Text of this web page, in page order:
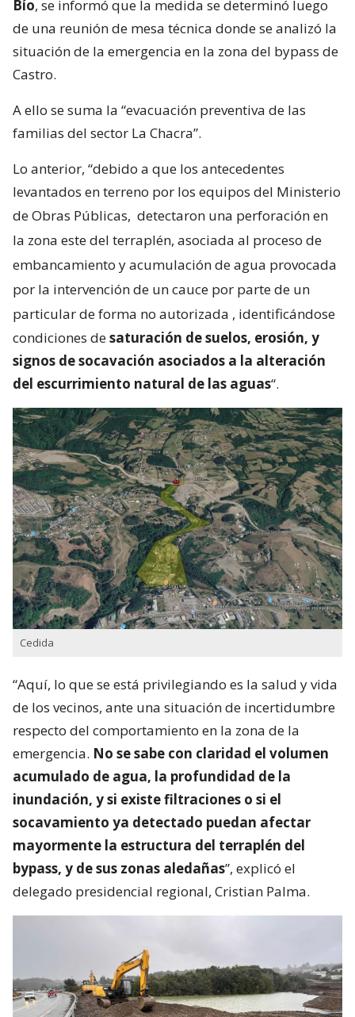
Bío, se informó que la medida se determinó luego
de una reunión de mesa técnica donde se analizó la
situación de la emergencia en la zona del bypass de
Castro.
A ello se suma la “evacuación preventiva de las
familias del sector La Chacra”.
Lo anterior, “debido a que los antecedentes
levantados en terreno por los equipos del Ministerio
de Obras Públicas, detectaron una perforación en
la zona este del terraplén, asociada al proceso de
embancamiento y acumulación de agua provocada
por la intervención de un cauce por parte de un
particular de forma no autorizada , identificándose
condiciones desaturación de suelos, erosión, y
signos de socavación asociados a la alteración
del escurrimiento natural de las aguas“.
Cedida
“Aquí, lo que se está privilegiando es la salud y vida
de los vecinos, ante una situación de incertidumbre
respecto del comportamiento en la zona de la
emergencia. No se sabe con claridad el volumen
acumulado de agua, la profundidad de la
inundación, y si existe filtraciones o si el
socavamiento ya detectado puedan afectar
mayormente la estructura del terraplén del
bypass, y de sus zonas aledañas”, explicó el
delegado presidencial regional, Cristian Palma.